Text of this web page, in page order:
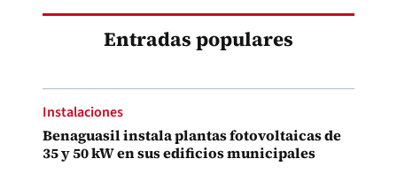
Entradas populares
Instalaciones
Benaguasil instala plantas fotovoltaicas de
35 y 50 kW en sus edificios municipales